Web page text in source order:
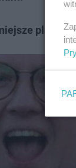
plakaty